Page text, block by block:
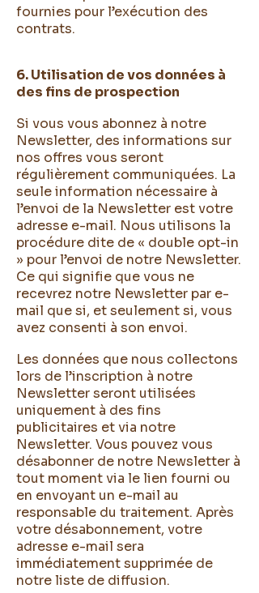
fournies pour l’exécution des
contrats.
6. Utilisation de vos données à
des fins de prospection
Si vous vous abonnez à notre
Newsletter, des informations sur
nos offres vous seront
régulièrement communiquées. La
seule information nécessaire à
l’envoi de la Newsletter est votre
adresse e-mail. Nous utilisons la
procédure dite de « double opt-in
» pour l’envoi de notre Newsletter.
Ce qui signifie que vous ne
recevrez notre Newsletter par e-
mail que si, et seulement si, vous
avez consenti à son envoi.
Les données que nous collectons
lors de l’inscription à notre
Newsletter seront utilisées
uniquement à des fins
publicitaires et via notre
Newsletter. Vous pouvez vous
désabonner de notre Newsletter à
tout moment via le lien fourni ou
en envoyant un e-mail au
responsable du traitement. Après
votre désabonnement, votre
adresse e-mail sera
immédiatement supprimée de
notre liste de diffusion.